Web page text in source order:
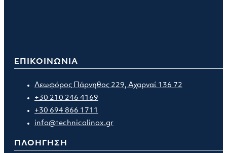
ΕΠΙΚΟΙΝΩΝΙΑ
Λεωφόρος Πάρνηθος 229, Αχαρναί 136 72
+30 210 246 4169
+30 694 866 1711
info@technicalinox.gr
ΠΛΟΗΓΗΣΗ